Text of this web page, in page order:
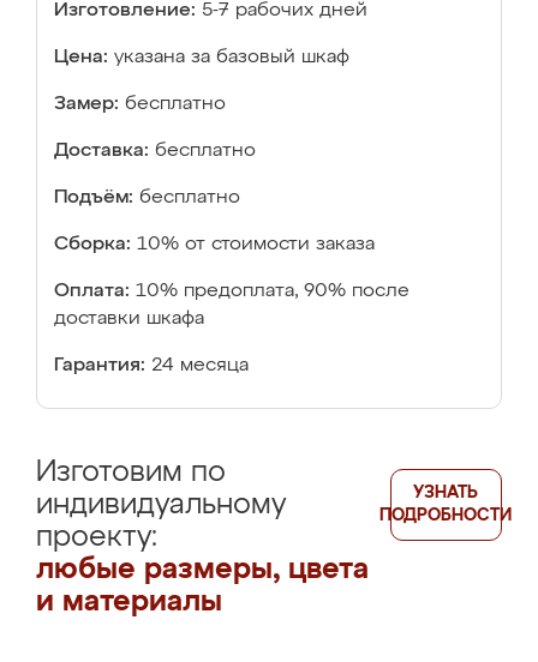
Изготовление: 5-7 рабочих дней
Цена: указана за базовый шкаф
Замер: бесплатно
Доставка: бесплатно
Подъём: бесплатно
Сборка: 10% от стоимости заказа
Оплата: 10% предоплата, 90% после
доставки шкафа
Гарантия: 24 месяца
Изготовим по
индивидуальному
проекту:
любые размеры, цвета
и материалы
УЗНАТЬ
ПОДРОБНОСТИ